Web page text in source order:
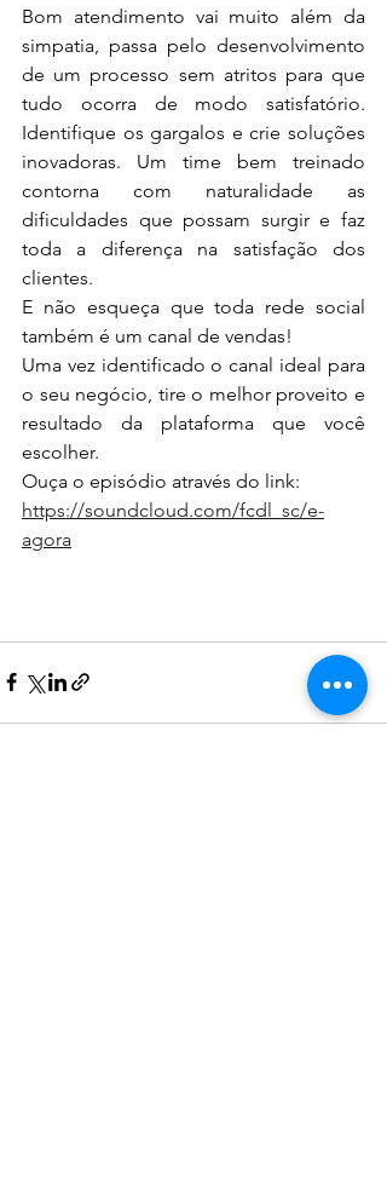
Bom atendimento vai muito além da
simpatia, passa pelo desenvolvimento
de um processo sem atritos para que
tudo ocorra de modo satisfatório.
Identifique os gargalos e crie soluções
inovadoras. Um time bem treinado
contorna com naturalidade as
dificuldades que possam surgir e faz
toda a diferença na satisfação dos
clientes.
E não esqueça que toda rede social
também é um canal de vendas!
Uma vez identificado o canal ideal para
o seu negócio, tire o melhor proveito e
resultado da plataforma que você
escolher.
Ouça o episódio através do link:
https://soundcloud.com/fcdl_sc/e-
agora